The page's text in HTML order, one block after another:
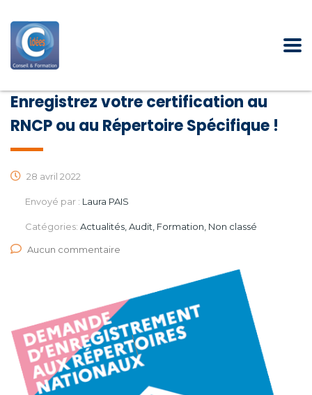
Enregistrez votre certification au
RNCP ou au Répertoire Spécifique !
28 avril 2022
Envoyé par : Laura PAIS
Catégories: Actualités, Audit, Formation, Non classé
Aucun commentaire